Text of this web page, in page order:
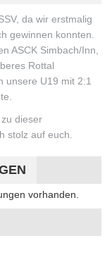
da wir erstmalig
gewinnen konnten.
ASCK Simbach/Inn,
Rottal
unsere U19 mit 2:1
dieser
stolz auf euch.
vorhanden.